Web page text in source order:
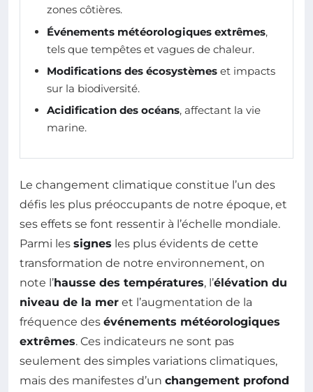
zones côtières.
Événements météorologiques extrêmes,
tels que tempêtes et vagues de chaleur.
Modifications des écosystèmes et impacts
sur la biodiversité.
Acidification des océans, affectant la vie
marine.
Le changement climatique constitue l’un des
défis les plus préoccupants de notre époque, et
ses effets se font ressentir à l’échelle mondiale.
Parmi les signes les plus évidents de cette
transformation de notre environnement, on
note l’hausse des températures, l’élévation du
niveau de la mer et l’augmentation de la
fréquence des événements météorologiques
extrêmes. Ces indicateurs ne sont pas
seulement des simples variations climatiques,
mais des manifestes d’un changement profond